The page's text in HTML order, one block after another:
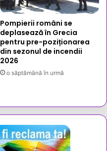
Pompierii români se
deplasează în Grecia
pentru pre-poziționarea
din sezonul de incendii
2026
o săptămână în urmă